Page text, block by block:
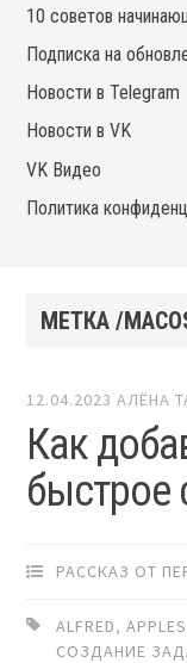
10 советов
Подписка на
Новости в Telegram
Новости в VK
VK Видео
Политика
МЕТКА /
12.04.2023 АЛЁНА
Как
быстрое
РАССКАЗ ОТ
ALFRED,
СОЗДАНИЕ